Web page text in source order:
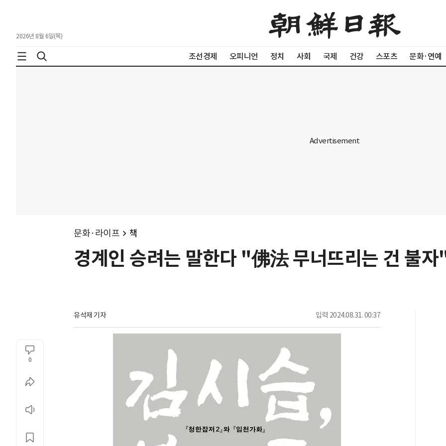
2026년 8월 6일(목)
조선경제 오피니언 정치 사회 국제 건강 스포츠 문화·연예
문화·라이프 책
경계인 승려는 말한다 "佛法 무너뜨리는 건 불
유석재 기자 입력 2024.08.31. 00:37
0